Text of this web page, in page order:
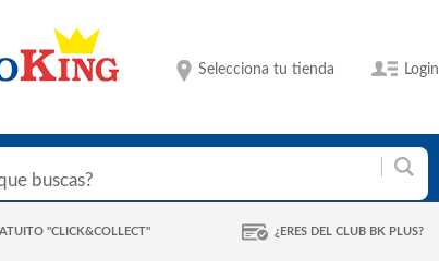
Selecciona tu tienda Login
"CLICK&COLLECT" ¿ERES DEL CLUB BK PLUS?